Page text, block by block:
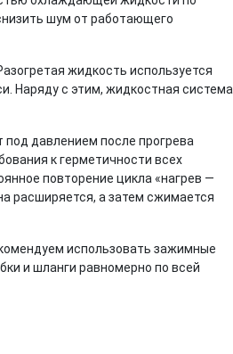
шум от работающего
жидкость используется
Наряду с этим, жидкостная система
давлением после прогрева
к герметичности всех
повторение цикла «нагрев —
расширяется, а затем сжимается
использовать зажимные
и шланги равномерно по всей